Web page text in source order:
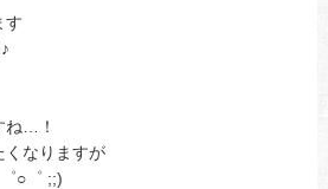
す
ね…！
くなりますが
○゜ ;;)